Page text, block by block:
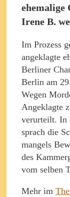
ehemalige
Irene B.
Im Prozess
angeklagte
Berliner
Berlin am
Wegen
Angeklagte
verurteilt. In
sprach die
mangels
des
vom selben
Mehr im